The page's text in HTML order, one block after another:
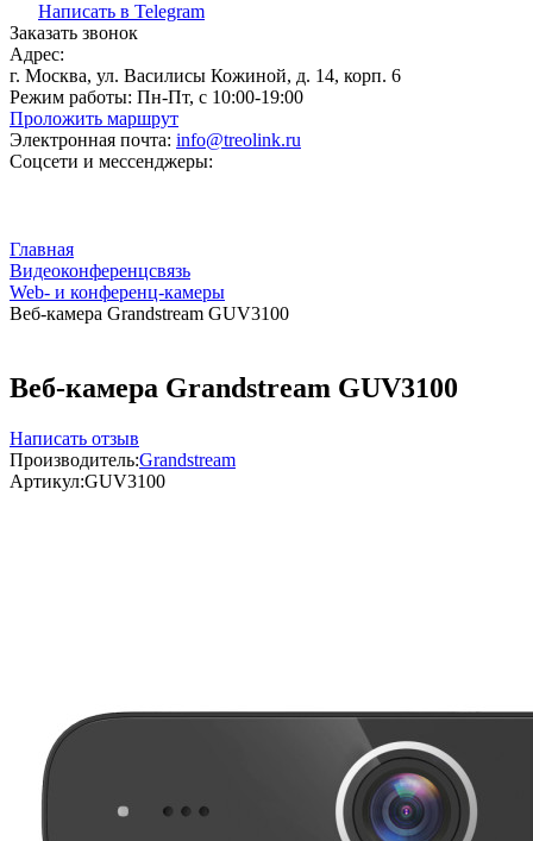
Написать в Telegram
Заказать звонок
Адрес:
г. Москва, ул. Василисы Кожиной, д. 14, корп. 6
Режим работы: Пн-Пт, с 10:00-19:00
Проложить маршрут
Электронная почта: info@treolink.ru
Соцсети и мессенджеры:
Главная
Видеоконференцсвязь
Web- и конференц-камеры
Веб-камера Grandstream GUV3100
Веб-камера Grandstream GUV3100
Написать отзыв
Производитель:Grandstream
Артикул:GUV3100